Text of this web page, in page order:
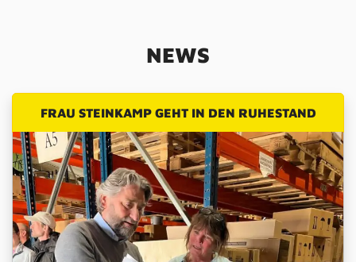
NEWS
FRAU STEINKAMP GEHT IN DEN RUHESTAND